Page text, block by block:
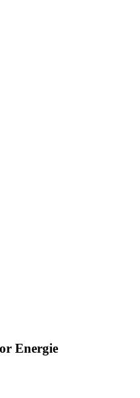
Energie